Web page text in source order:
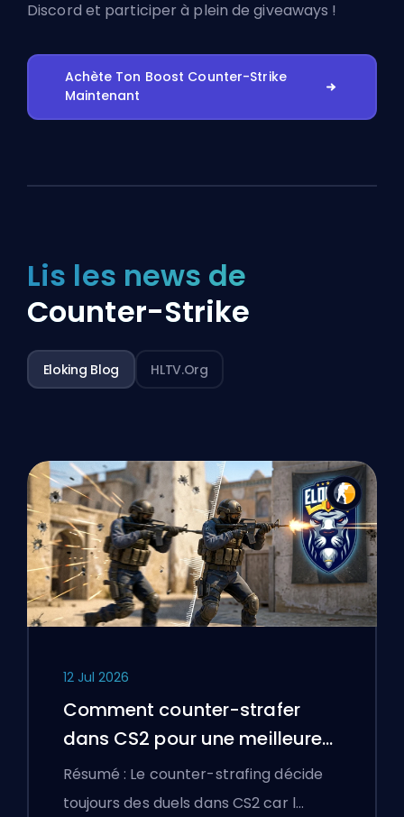
Discord et participer à plein de giveaways !
Achète Ton Boost Counter-Strike
Maintenant
Lis les news de
Counter-Strike
Eloking Blog HLTV.org
12 Jul 2026
Comment counter-strafer
dans CS2 pour une meilleure
précision
Résumé : Le counter-strafing décide
toujours des duels dans CS2 car l…